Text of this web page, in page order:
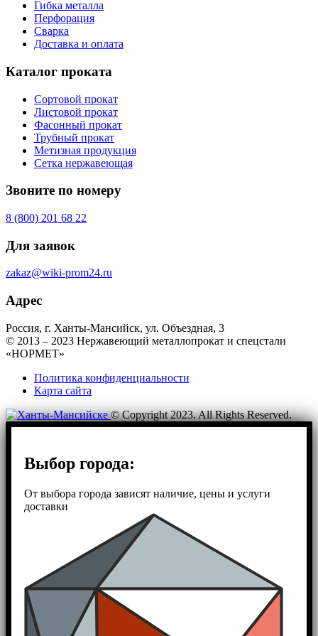
Гибка металла
Перфорация
Сварка
Доставка и оплата
Каталог проката
Сортовой прокат
Листовой прокат
Фасонный прокат
Трубный прокат
Метизная продукция
Сетка нержавеющая
Звоните по номеру
8 (800) 201 68 22
Для заявок
zakaz@wiki-prom24.ru
Адрес
Россия, г. Ханты-Мансийск, ул. Объездная, 3
© 2013 – 2023 Нержавеющий металлопрокат и спецстали
«НОРМЕТ»
Политика конфиденциальности
Карта сайта
© Copyright 2023. All Rights Reserved.
Выбор города:
От выбора города зависят наличие, цены и услуги
доставки